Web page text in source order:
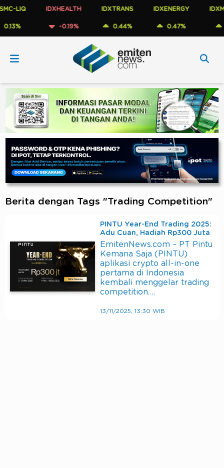
LIQ IDXHEALTH
-0.19%
IDXTRANS
0.44%
IDXENERGY
0.47%
Berita dengan Tags "Trading Competition"
PINTU Year-End Trading 2025:
Adu Cuan, Hadiah Rp300 Juta
EmitenNews.com – PT Pintu
Kemana Saja (PINTU)
aplikasi crypto all-in-one
pertama di Indonesia
kembali menggelar trading
competition.…
13/11/2025, 13:30 WIB